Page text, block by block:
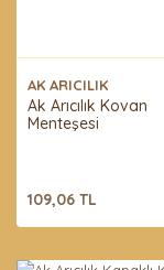
AK ARICILIK
Ak Arıcılık Kovan
Menteşesi
109,06 TL